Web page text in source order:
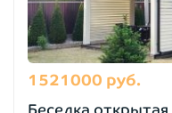
1521000 руб.